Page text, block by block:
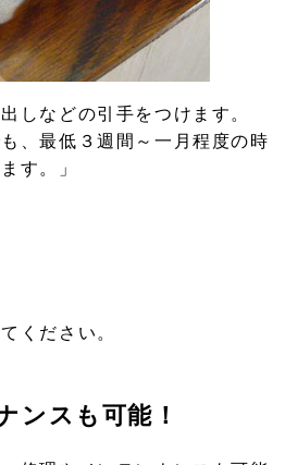
しなどの引手をつけます。
、最低３週間～一月程度の時
す。」
ください。
ンスも可能！